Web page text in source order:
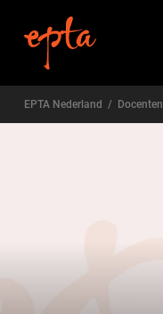
EPTA Nederland / Docenten